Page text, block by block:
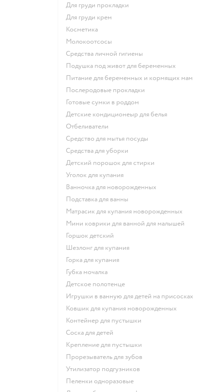
для груди прокладки
для груди крем
косметика
Молокоотсосы
средства личной гигиены
подушка под живот для беременных
питание для беременных и кормящих мам
послеродовые прокладки
готовые сумки в роддом
детские кондиционеыр для белья
отбеливатели
средство для мытья посуды
средства для уборки
детский порошок для стирки
уголок для купания
ванночка для новорожденных
подставка для ванны
матрасик для купания новорожденных
мини коврики для ванной для малышей
горшок детский
шезлонг для купания
горка для купания
губка мочалка
детское полотенце
игрушки в ванную для детей на присосках
ковшик для купания новорожденных
контейнер для пустышки
соска для детей
крепление для пустышки
прорезыватель для зубов
утилизатор подгузников
пеленки одноразовые